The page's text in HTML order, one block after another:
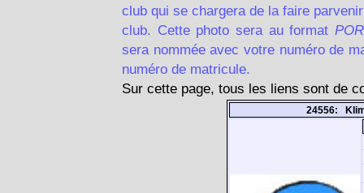
club qui se chargera de la faire
club. Cette photo sera au format
sera nommée avec votre numéro de
numéro de matricule.
Sur cette page, tous les liens sont de
24556: